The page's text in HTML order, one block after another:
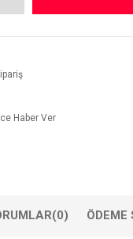
Haber Ver
(0) ÖDEME